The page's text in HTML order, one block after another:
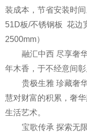
装成本，节省安装时
51D板/不锈钢板 花边
2500mm）
融汇中西 尽享奢
年木香，于不经意间
贵极生雅 珍藏奢
慧对财富的积累，奢
生活艺术。
宝歌传承 探索无